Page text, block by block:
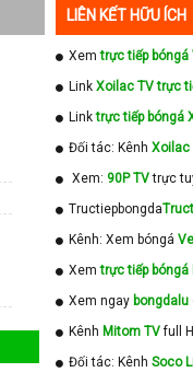
LIÊN KẾT HỮU ÍCH
Xemtrực tiếp bóngá
Link Xoilac TV trực
Linktrực tiếp bóngá
Đối tác: Kênh Xoilac
Xem: 90P TVtrực
Tructiepbongda
Kênh: Xem bóngá
Xemtrực tiếp bóngá
Xem ngay bongdalu
Kênh Mitom TVfull
Đối tác: Kênh Soco